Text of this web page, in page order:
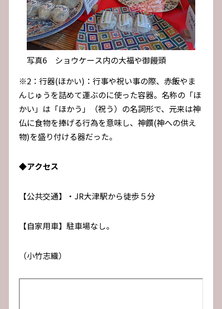
写真6 ショウケース内の大福や御饅頭
※2：行器(ほかい)：行事や祝い事の際、赤飯やま
んじゅうを詰めて運ぶのに使った容器。名称の「ほ
かい」は「ほかう」（祝う）の名詞形で、元来は神
仏に食物を捧げる行為を意味し、神饌(神への供え
物)を盛り付ける器だった。
◆アクセス
【公共交通】・JR大津駅から徒歩５分
【自家用車】駐車場なし。
（小竹志織）